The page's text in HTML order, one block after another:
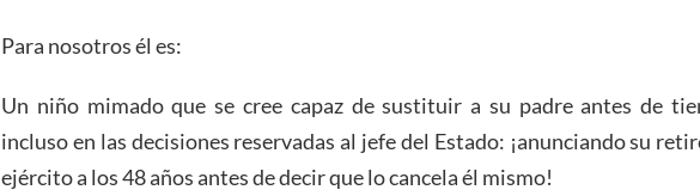
Para nosotros él es:
Un niño mimado que se cree capaz de sustituir a su padre antes de
incluso en las decisiones reservadas al jefe del Estado: ¡anunciando su
ejército a los 48 años antes de decir que lo cancela él mismo!